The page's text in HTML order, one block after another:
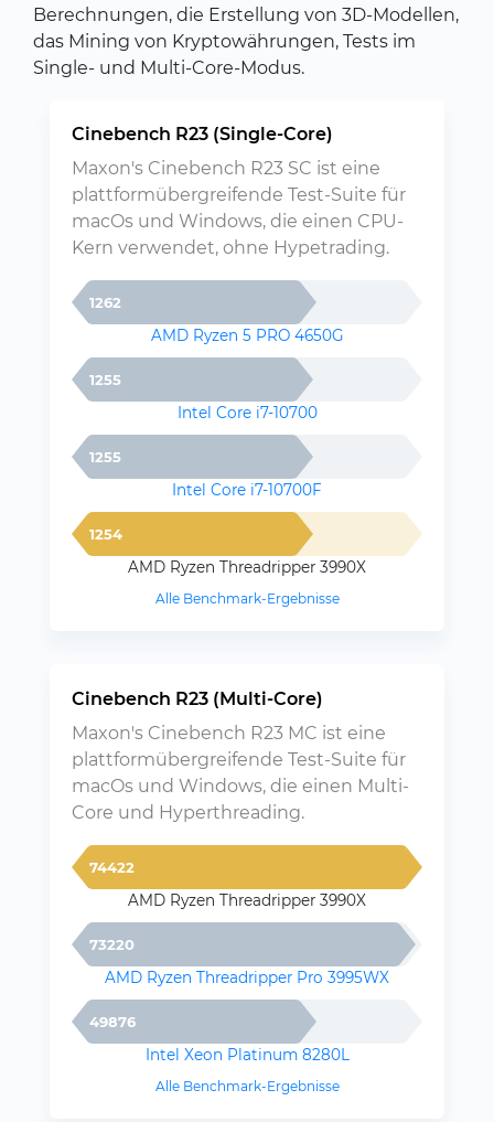
Berechnungen, die Erstellung von 3D-Modellen,
das Mining von Kryptowährungen, Tests im
Single- und Multi-Core-Modus.
Cinebench R23 (Single-Core)
Maxon's Cinebench R23 SC ist eine
plattformübergreifende Test-Suite für
macOs und Windows, die einen CPU-
Kern verwendet, ohne Hypetrading.
1262
AMD Ryzen 5 PRO 4650G
1255
Intel Core i7-10700
1255
Intel Core i7-10700F
1254
AMD Ryzen Threadripper 3990X
Alle Benchmark-Ergebnisse
Cinebench R23 (Multi-Core)
Maxon's Cinebench R23 MC ist eine
plattformübergreifende Test-Suite für
macOs und Windows, die einen Multi-
Core und Hyperthreading.
74422
AMD Ryzen Threadripper 3990X
73220
AMD Ryzen Threadripper Pro 3995WX
49876
Intel Xeon Platinum 8280L
Alle Benchmark-Ergebnisse